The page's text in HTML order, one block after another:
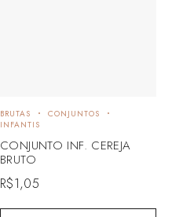
BRUTAS
CONJUNTOS
INFANTIS
CONJUNTO INF. CEREJA
BRUTO
R$1,05